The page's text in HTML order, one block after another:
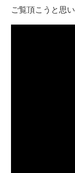
ご覧頂こうと思